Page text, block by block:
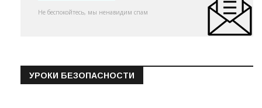
Не беспокойтесь, мы ненавидим спам
УРОКИ БЕЗОПАСНОСТИ